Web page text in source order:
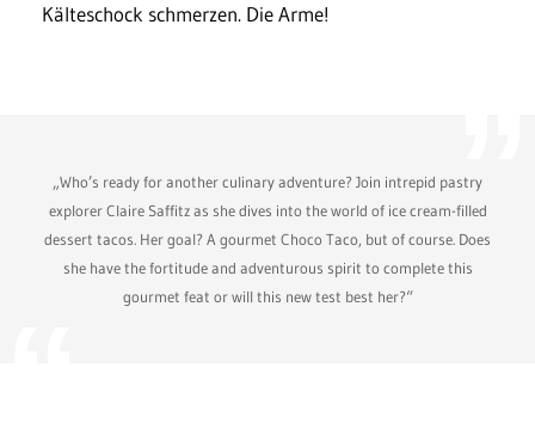
Kälteschock schmerzen. Die Arme!
„Who’s ready for another culinary adventure? Join intrepid pastry
explorer Claire Saffitz as she dives into the world of ice cream-filled
dessert tacos. Her goal? A gourmet Choco Taco, but of course. Does
she have the fortitude and adventurous spirit to complete this
gourmet feat or will this new test best her?“